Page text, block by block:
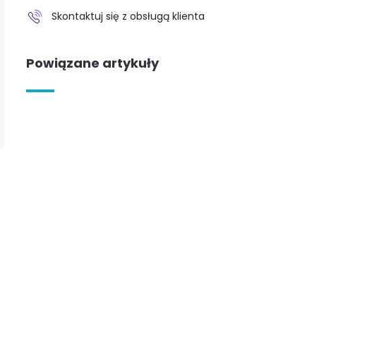
Skontaktuj się z obsługą klienta
Powiązane artykuły